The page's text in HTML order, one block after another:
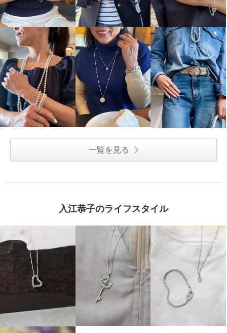
一覧を見る
入江恭子のライフスタイル